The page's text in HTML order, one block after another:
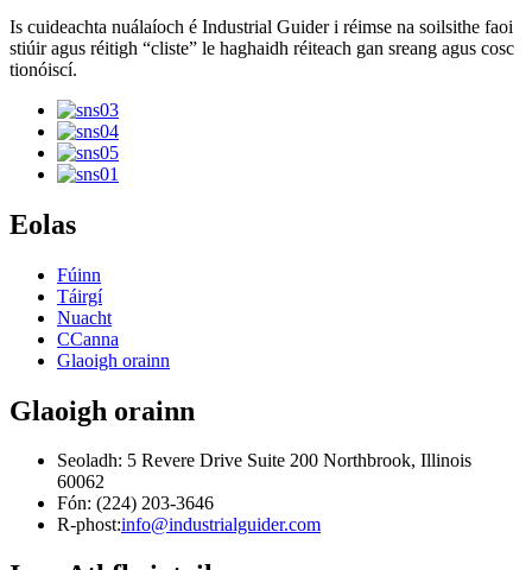
Is cuideachta nuálaíoch é Industrial Guider i réimse na soilsithe faoi
stiúir agus réitigh “cliste” le haghaidh réiteach gan sreang agus cosc ​​
tionóiscí.
Eolas
Fúinn
Táirgí
Nuacht
CCanna
Glaoigh orainn
Glaoigh orainn
Seoladh: 5 Revere Drive Suite 200 Northbrook, Illinois
60062
Fón: (224) 203-3646
R-phost:info@industrialguider.com